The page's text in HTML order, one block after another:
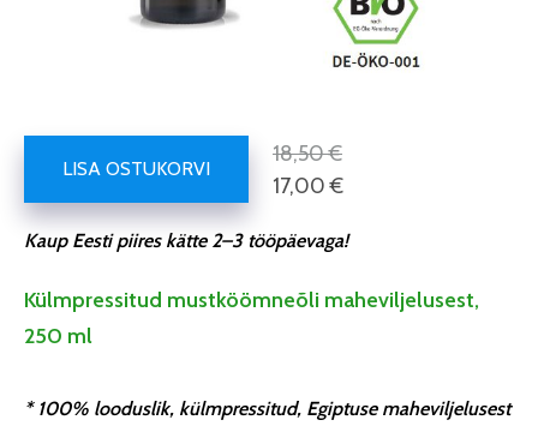
LISA OSTUKORVI
18,50 €
17,00 €
Kaup Eesti piires kätte 2–3 tööpäevaga!
Külmpressitud mustköömneõli maheviljelusest,
250 ml
* 100% looduslik, külmpressitud, Egiptuse maheviljelusest